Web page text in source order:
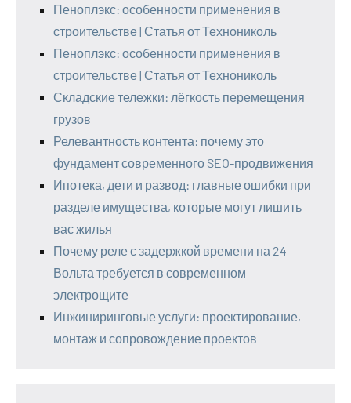
Пеноплэкс: особенности применения в
строительстве | Статья от Технониколь
Пеноплэкс: особенности применения в
строительстве | Статья от Технониколь
Складские тележки: лёгкость перемещения
грузов
Релевантность контента: почему это
фундамент современного SEO-продвижения
Ипотека, дети и развод: главные ошибки при
разделе имущества, которые могут лишить
вас жилья
Почему реле с задержкой времени на 24
Вольта требуется в современном
электрощите
Инжиниринговые услуги: проектирование,
монтаж и сопровождение проектов